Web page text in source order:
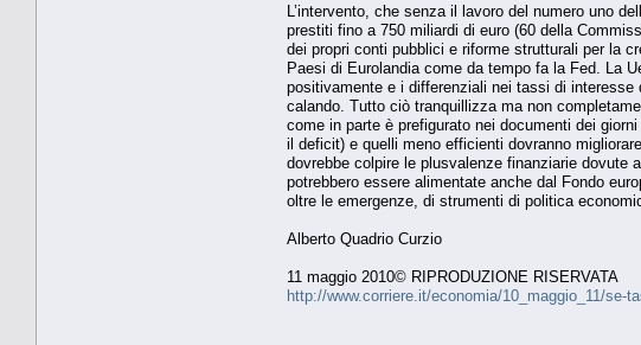
L’intervento, che senza il lavoro del numero uno
prestiti fino a 750 miliardi di euro (60 della
dei propri conti pubblici e riforme strutturali per la
Paesi di Eurolandia come da tempo fa la Fed. La
positivamente e i differenziali nei tassi di
calando. Tutto ciò tranquillizza ma non
come in parte è prefigurato nei documenti dei
il deficit) e quelli meno efficienti dovranno
dovrebbe colpire le plusvalenze finanziarie dovute
potrebbero essere alimentate anche dal Fondo
oltre le emergenze, di strumenti di politica
Alberto Quadrio Curzio
11 maggio 2010© RIPRODUZIONE RISERVATA
http://www.corriere.it/economia/10_maggio_11/se-